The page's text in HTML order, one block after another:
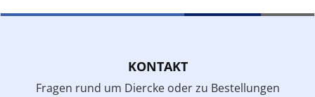
KONTAKT
Fragen rund um Diercke oder zu Bestellungen